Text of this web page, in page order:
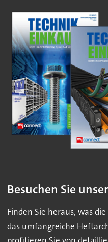
Besuchen Sie
Finden Sie heraus, was
das umfangreiche